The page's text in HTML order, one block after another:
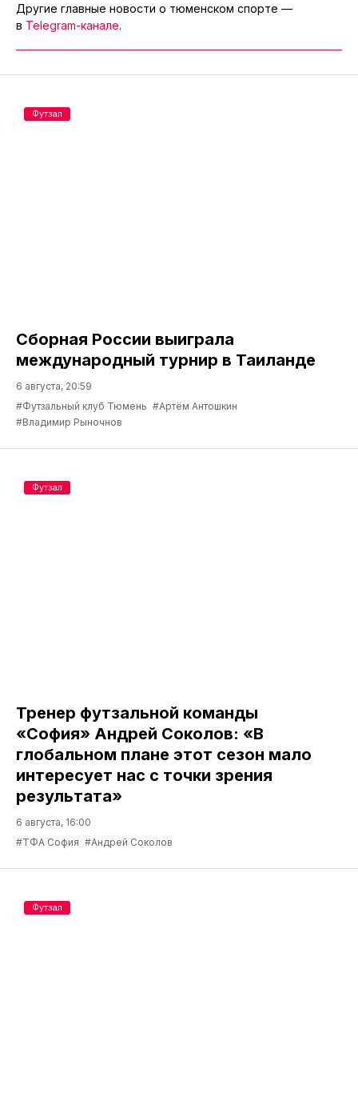
Другие главные новости о тюменском спорте —
в Telegram-канале.
Сборная России выиграла
международный турнир в Таиланде
6 августа, 20:59
#Футзальный клуб Тюмень #Артём Антошкин
#Владимир Рыночнов
Футзал
Тренер футзальной команды
«София» Андрей Соколов: «В
глобальном плане этот сезон мало
интересует нас с точки зрения
результата»
6 августа, 16:00
#ТФА София #Андрей Соколов
Футзал
Футзал